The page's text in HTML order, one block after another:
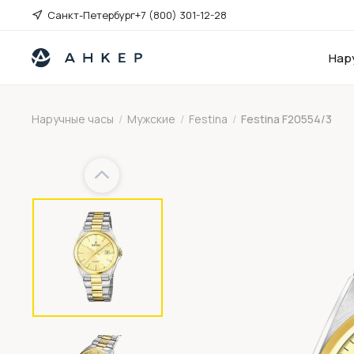
Санкт-Петербург+7 (800) 301-12-28
Наручные часы / Мужские / Festina / Festina F20554/3
Previous